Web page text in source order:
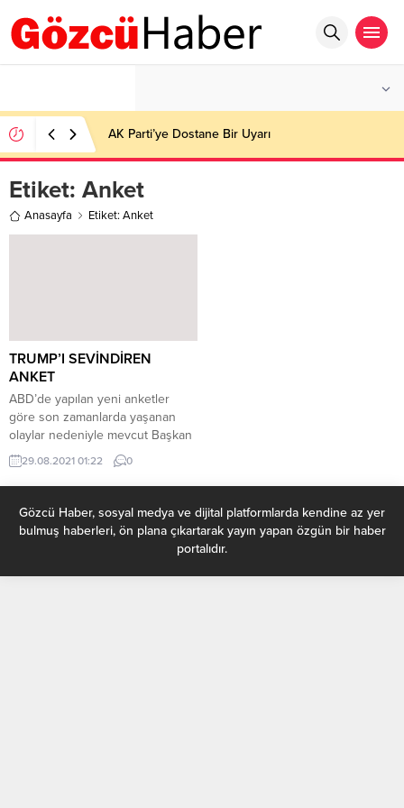
AK Parti’ye Dostane Bir Uyarı
Etiket: Anket
Anasayfa Etiket: Anket
TRUMP’I SEVİNDİREN
ANKET
ABD’de yapılan yeni anketler
göre son zamanlarda yaşanan
olaylar nedeniyle mevcut Başkan
Biden’a desteğin giderek azaldığı
gösterdi. ABD’de yapılan anketler
Ocak ayında göreve gelen ABD
Başkanı Joe Biden’a destek
oranlarının hızla düştüğünü
eleştirdiği ekonomi ve sağlık
29.08.2021 01:22 0
Gözcü Haber, sosyal medya ve dijital platformlarda kendine az yer
bulmuş haberleri, ön plana çıkartarak yayın yapan özgün bir haber
portalıdır.